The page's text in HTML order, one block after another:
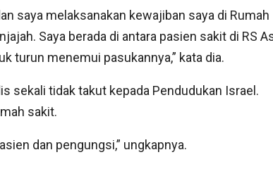
saya melaksanakan kewajiban saya di Rumah
Saya berada di antara pasien sakit di RS
turun menemui pasukannya,” kata dia.
sekali tidak takut kepada Pendudukan Israel.
sakit.
dan pengungsi,” ungkapnya.